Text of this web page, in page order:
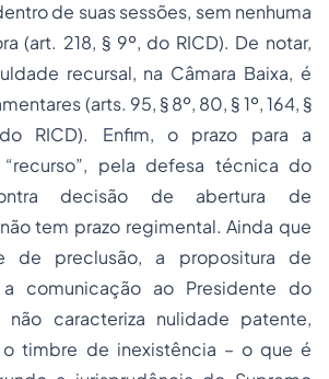
de suas sessões, sem nenhuma
(art. 218, § 9º, do RICD). De notar,
recursal, na Câmara Baixa, é
(arts. 95, § 8º, 80, § 1º, 164, §
RICD). Enfim, o prazo para a
pela defesa técnica do
decisão de abertura de
tem prazo regimental. Ainda que
de preclusão, a propositura de
a comunicação ao Presidente do
não caracteriza nulidade patente,
timbre de inexistência – o que é